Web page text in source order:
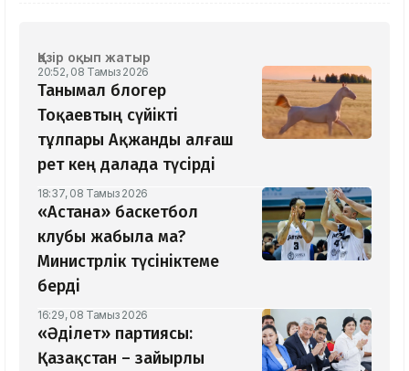
Қазір оқып жатыр
20:52, 08 Тамыз 2026
Танымал блогер
Тоқаевтың сүйікті
тұлпары Ақжанды алғаш
рет кең далада түсірді
18:37, 08 Тамыз 2026
«Астана» баскетбол
клубы жабыла ма?
Министрлік түсініктеме
берді
16:29, 08 Тамыз 2026
«Әділет» партиясы:
Қазақстан – зайырлы